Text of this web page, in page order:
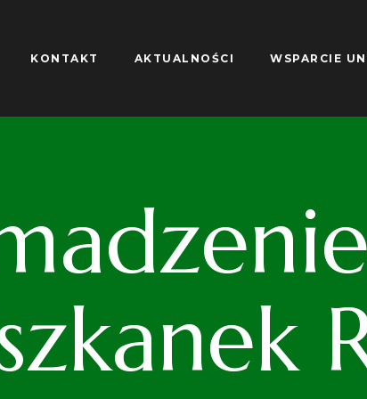
KONTAKT AKTUALNOŚCI WSPARCIE